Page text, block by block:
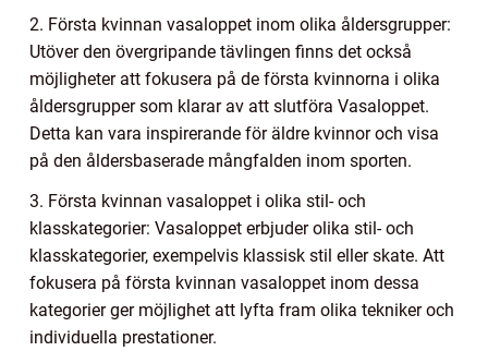
2. Första kvinnan vasaloppet inom olika åldersgrupper:
Utöver den övergripande tävlingen finns det också
möjligheter att fokusera på de första kvinnorna i olika
åldersgrupper som klarar av att slutföra Vasaloppet.
Detta kan vara inspirerande för äldre kvinnor och visa
på den åldersbaserade mångfalden inom sporten.
3. Första kvinnan vasaloppet i olika stil- och
klasskategorier: Vasaloppet erbjuder olika stil- och
klasskategorier, exempelvis klassisk stil eller skate. Att
fokusera på första kvinnan vasaloppet inom dessa
kategorier ger möjlighet att lyfta fram olika tekniker och
individuella prestationer.